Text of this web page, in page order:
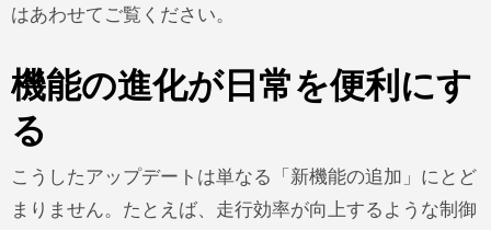
はあわせてご覧ください。
機能の進化が日常を便利にす
る
こうしたアップデートは単なる「新機能の追加」にとど
まりません。たとえば、走行効率が向上するような制御